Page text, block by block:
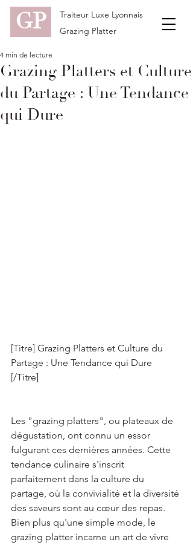
GP
Traiteur Luxe Lyonnais
Grazing Platter
Grazing Platters et Culture
du Partage : Une Tendance
qui Dure
4 min de lecture
[Titre] Grazing Platters et Culture du
Partage : Une Tendance qui Dure
[/Titre]
Les "grazing platters", ou plateaux de
dégustation, ont connu un essor
fulgurant ces dernières années. Cette
tendance culinaire s'inscrit
parfaitement dans la culture du
partage, où la convivialité et la diversité
des saveurs sont au cœur des repas.
Bien plus qu'une simple mode, le
grazing platter incarne un art de vivre